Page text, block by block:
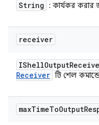
String : কার্যকর করার
receiver
IShellOutput
Receiver টি শেল
maxTimeToOutput